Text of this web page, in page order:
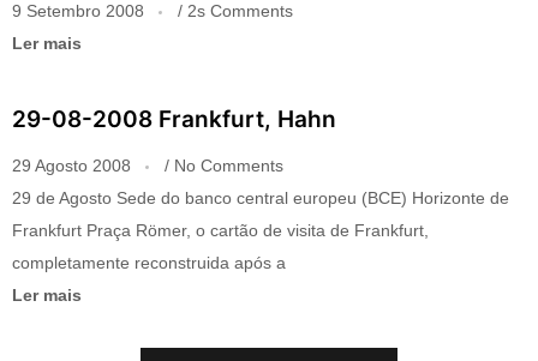
9 Setembro 2008
2s Comments
Ler mais
29-08-2008 Frankfurt, Hahn
29 Agosto 2008
No Comments
29 de Agosto Sede do banco central europeu (BCE) Horizonte de
Frankfurt Praça Römer, o cartão de visita de Frankfurt,
completamente reconstruida após a
Ler mais